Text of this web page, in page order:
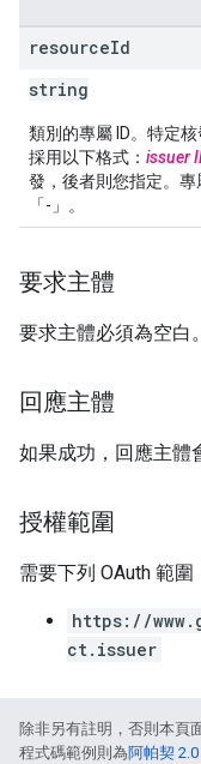
resourceId
string
類別的專屬 ID。特定
採用以下格式： issuer
發，後者則您指定。
「-」。
要求主體
要求主體必須為空白。
回應主體
如果成功，回應主體
授權範圍
需要下列 OAuth 範圍
https://
ct.issuer
除非另有註明，否則本頁
程式碼範例則為阿帕契